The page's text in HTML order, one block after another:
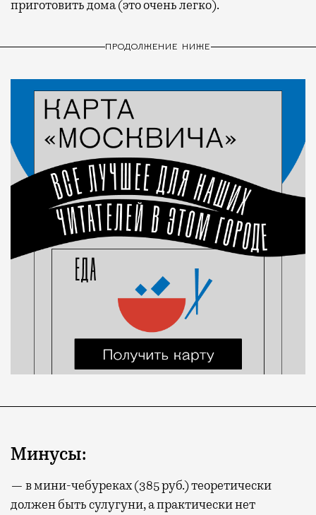
приготовить дома (это очень легко).
ПРОДОЛЖЕНИЕ НИЖЕ
Минусы:
— в мини-чебуреках (385 руб.) теоретически
должен быть сулугуни, а практически нет